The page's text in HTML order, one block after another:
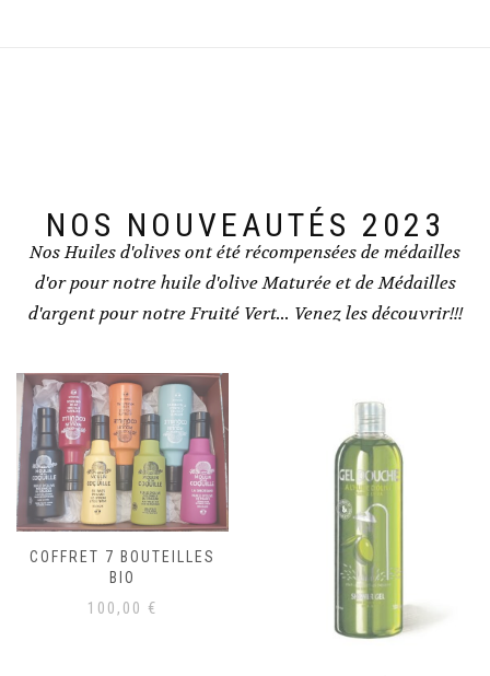
NOS NOUVEAUTÉS 2023
Nos Huiles d'olives ont été récompensées de médailles
d'or pour notre huile d'olive Maturée et de Médailles
d'argent pour notre Fruité Vert... Venez les découvrir!!!
COFFRET 7 BOUTEILLES
BIO
100,00 €